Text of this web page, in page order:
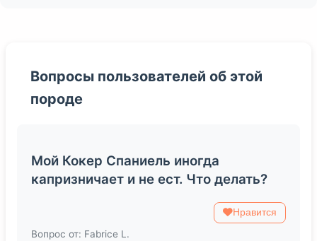
Вопросы пользователей об этой
породе
Мой Кокер Спаниель иногда
капризничает и не ест. Что делать?
Нравится
Вопрос от: Fabrice L.